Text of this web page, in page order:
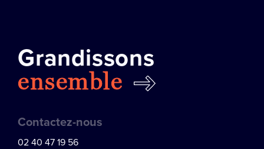
Grandissons
ensemble
Contactez-nous
02 40 47 19 56